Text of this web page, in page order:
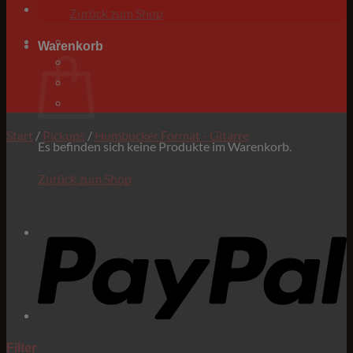
Zurück zum Shop
Warenkorb
Es befinden sich keine Produkte im Warenkorb.
Zurück zum Shop
Start / Pickups / Humbucker Format - Gitarre
Filter